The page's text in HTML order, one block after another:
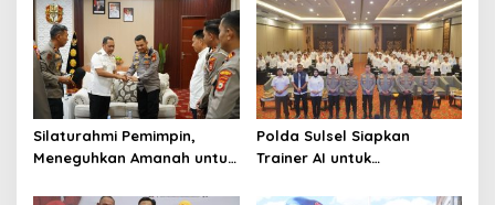
Silaturahmi Pemimpin,
Meneguhkan Amanah untuk
Polda Sulsel Siapkan
Trainer AI untuk